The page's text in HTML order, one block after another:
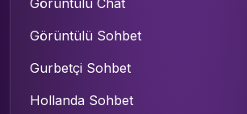
Görüntülü Chat
Görüntülü Sohbet
Gurbetçi Sohbet
Hollanda Sohbet